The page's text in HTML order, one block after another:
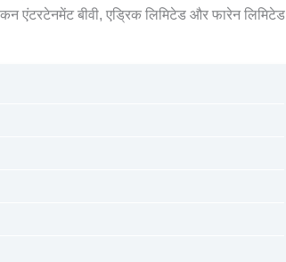
एंटरटेनमेंट बीवी, एड्रिक लिमिटेड और फारेन लिमिटेड